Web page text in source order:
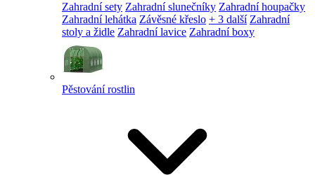
Zahradní sety Zahradní slunečníky Zahradní houpačky
Zahradní lehátka Závěsné křeslo + 3 další Zahradní
stoly a židle Zahradní lavice Zahradní boxy
Pěstování rostlin